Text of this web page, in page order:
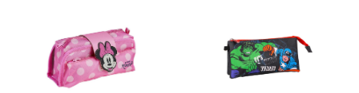
47 48